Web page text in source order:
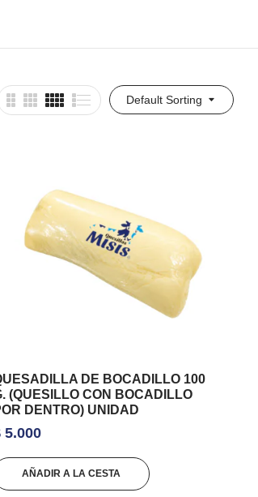
Default Sorting
DE BOCADILLO 100
(QUESILLO CON BOCADILLO
DENTRO) UNIDAD
5.000
AÑADIR A LA CESTA